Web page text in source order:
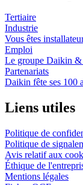
Tertiaire
Industrie
Vous êtes
Emploi
Le groupe Daikin
Partenariats
Daikin fête ses 100
Liens utiles
Politique de
Politique de
Avis relatif aux
Éthique de
Mentions légales